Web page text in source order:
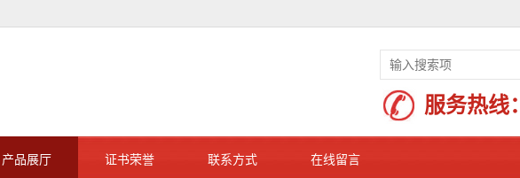
服务热线：
产品展厅 证书荣誉 联系方式 在线留言